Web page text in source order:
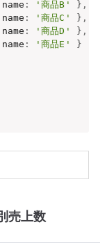
name : '商品B' } ,
name : '商品C' } ,
name : '商品D' } ,
name : '商品E'
}